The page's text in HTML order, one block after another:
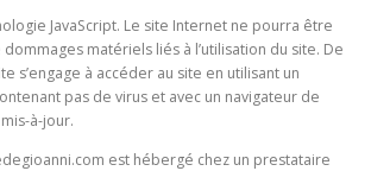
JavaScript. Le site Internet ne pourra être
matériels liés à l’utilisation du site. De
s’engage à accéder au site en utilisant un
pas de virus et avec un navigateur de
à-jour.
est hébergé chez un prestataire